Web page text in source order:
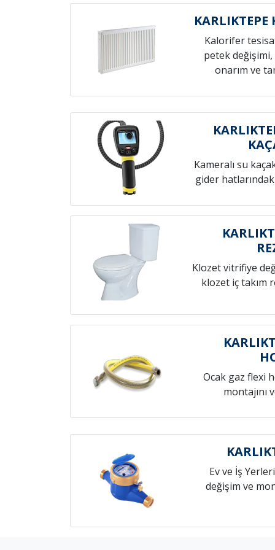
KARLIKTEPE
Kalorifer
petek
onarım ve
Kameralı su
gider
Klozet vitrifiye
klozet iç takım
Ocak gaz flexi
montajını
Ev ve İş
değişim ve